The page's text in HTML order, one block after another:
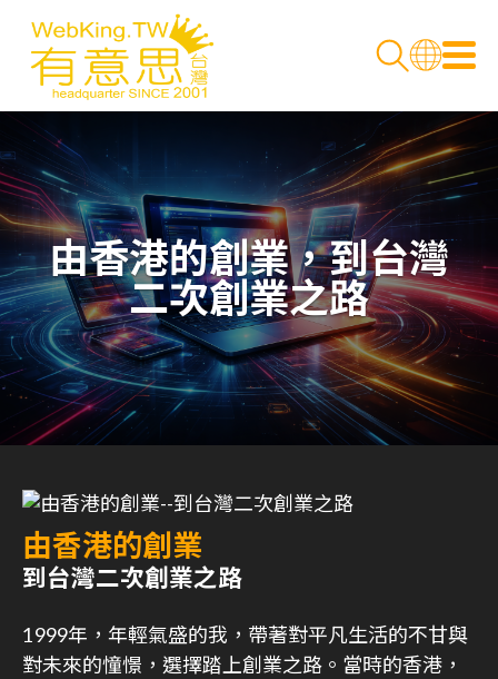
由香港的創業，到台灣
二次創業之路
由香港的創業
到台灣二次創業之路
1999年，年輕氣盛的我，帶著對平凡生活的不甘與
對未來的憧憬，選擇踏上創業之路。當時的香港，